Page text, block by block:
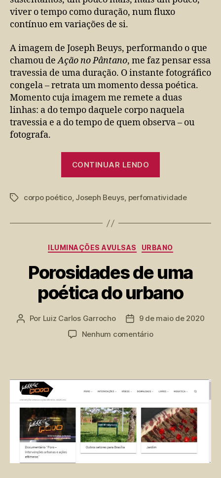
viver o tempo como duração, num fluxo
contínuo em variações de si.
A imagem de Joseph Beuys, performando o que
chamou deAção no Pântano, me faz pensar essa
travessia de uma duração. O instante fotográfico
congela – retrata um momento dessa poética.
Momento cuja imagem me remete a duas
linhas: a do tempo daquele corpo naquela
travessia e a do tempo de quem observa – ou
fotografa.
CONTINUAR LENDO
corpos
do
mental”
Tagscorpo poético, Joseph Beuys, perfomatividade
Categorias
ILUMINAÇÕES AVULSAS URBANO
Porosidades de uma
poética do urbano
Autor
Por Luiz Carlos Garrocho
Data9 de maio de 2020
Nenhum comentárioem